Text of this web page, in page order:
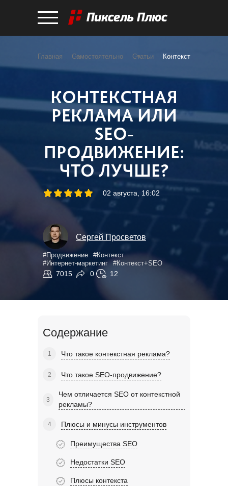
Главная Самостоятельно Статьи Контекстная
КОНТЕКСТНАЯ
РЕКЛАМА ИЛИ
SEO-
ПРОДВИЖЕНИЕ:
ЧТО ЛУЧШЕ?
02 августа, 16:02
Сергей Просветов
Продвижение
Контекст
Интернет-маркетинг
Контекст+SEO
7015 0 12
Содержание
Что такое контекстная реклама?
Что такое SEO-продвижение?
Чем отличается SEO от контекстной
рекламы?
Плюсы и минусы инструментов
Преимущества SEO
Недостатки SEO
Плюсы контекста